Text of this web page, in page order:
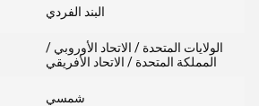
البند الفردي
الولايات المتحدة / الاتحاد الأوروبي /
المملكة المتحدة / الاتحاد الأفريقي
شمسي